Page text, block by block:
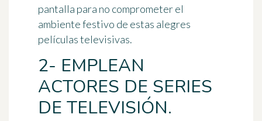
pantalla para no comprometer el
ambiente festivo de estas alegres
películas televisivas.
2- EMPLEAN
ACTORES DE SERIES
DE TELEVISIÓN.